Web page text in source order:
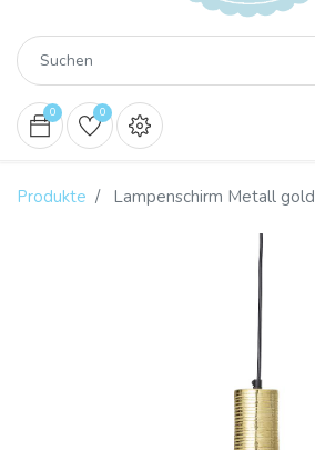
0 0
Produkte Lampenschirm Metall gold